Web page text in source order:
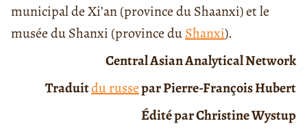
municipal de Xi’an (province du Shaanxi) et le
musée du Shanxi (province duShanxi).
Central Asian Analytical Network
Traduitdu russepar Pierre-François Hubert
Édité par Christine Wystup